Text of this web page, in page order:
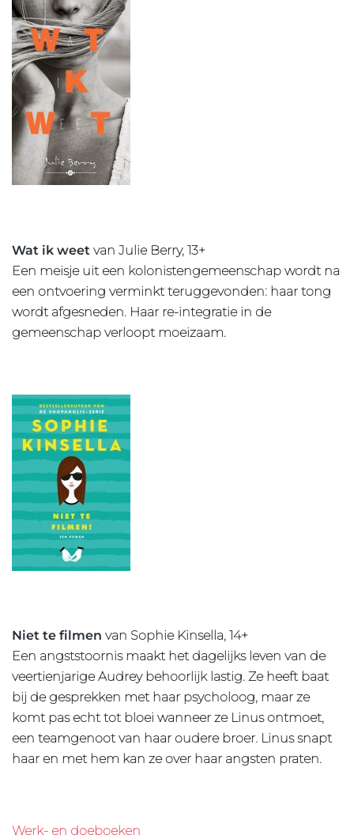
Wat ik weet van Julie Berry, 13+
Een meisje uit een kolonistengemeenschap wordt na
een ontvoering verminkt teruggevonden: haar tong
wordt afgesneden. Haar re-integratie in de
gemeenschap verloopt moeizaam.
Niet te filmen van Sophie Kinsella, 14+
Een angststoornis maakt het dagelijks leven van de
veertienjarige Audrey behoorlijk lastig. Ze heeft baat
bij de gesprekken met haar psycholoog, maar ze
komt pas echt tot bloei wanneer ze Linus ontmoet,
een teamgenoot van haar oudere broer. Linus snapt
haar en met hem kan ze over haar angsten praten.
Werk- en doeboeken